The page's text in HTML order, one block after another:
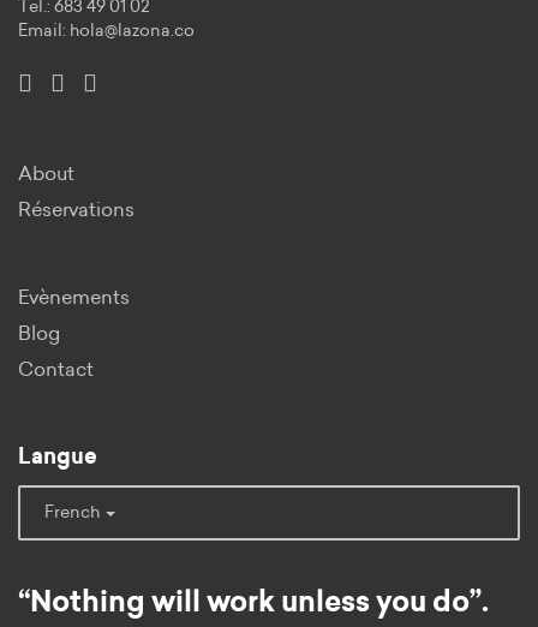
Tel.: 683 49 01 02
Email: hola@lazona.co
About
Réservations
Evènements
Blog
Contact
Langue
French
“Nothing will work unless you do”.